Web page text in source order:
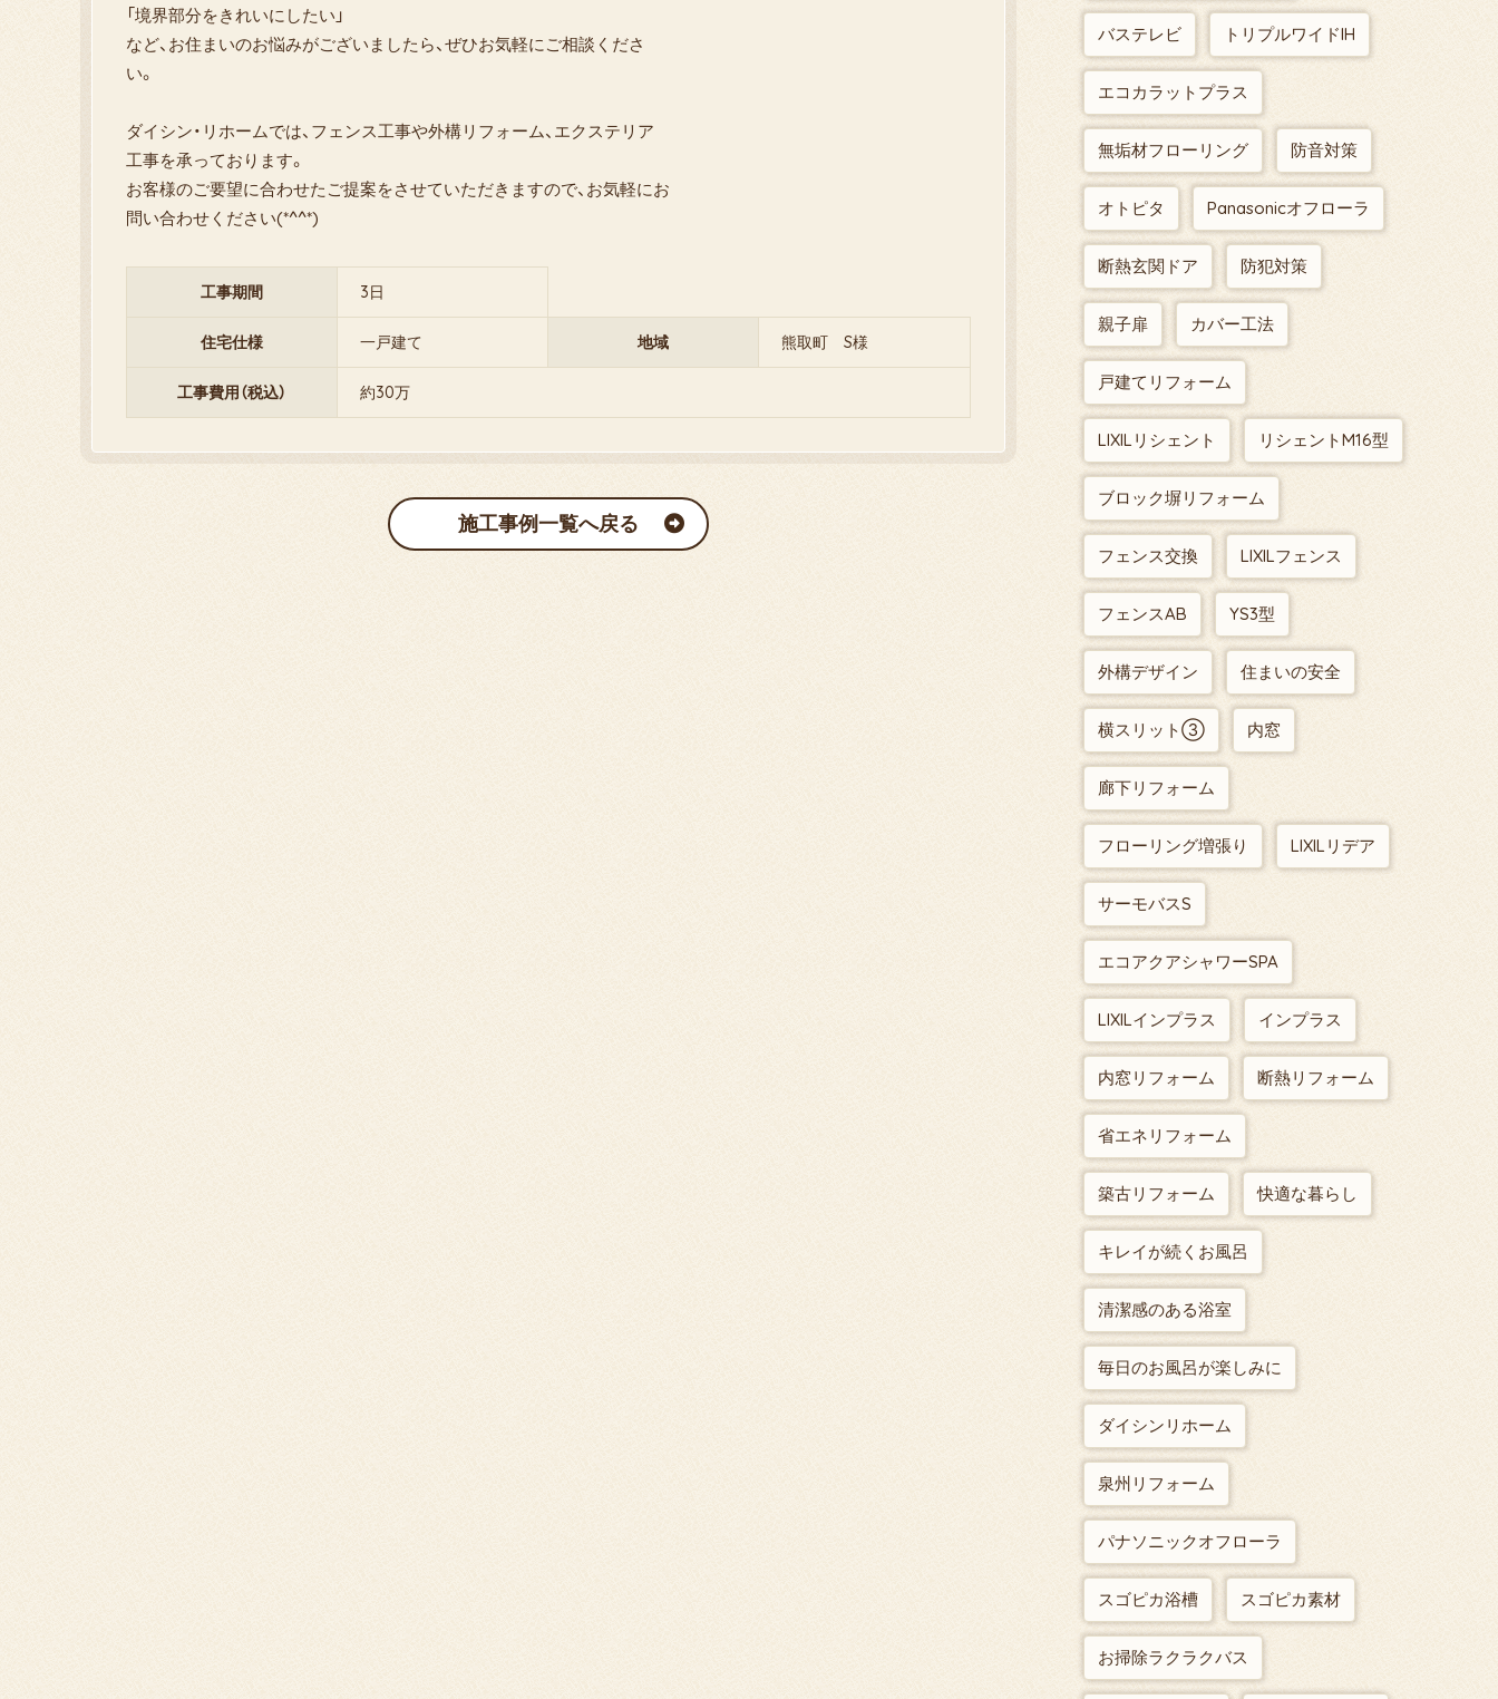
「境界部分をきれいにしたい」
など、お住まいのお悩みがございましたら、ぜひお気軽にご相談くださ
い。
ダイシン・リホームでは、フェンス工事や外構リフォーム、エクステリア
工事を承っております。
お客様のご要望に合わせたご提案をさせていただきますので、お気軽にお
問い合わせください(*^^*)
工事期間 3日
住宅仕様 一戸建て 地域 熊取町 S様
工事費用（税込） 約30万
施工事例一覧へ戻る
バステレビ トリプルワイドIH
エコカラットプラス
無垢材フローリング 防音対策
オトピタ Panasonicオフローラ
断熱玄関ドア 防犯対策
親子扉 カバー工法
戸建てリフォーム
LIXILリシェント リシェントM16型
ブロック塀リフォーム
フェンス交換 LIXILフェンス
フェンスAB YS3型
外構デザイン 住まいの安全
横スリット③ 内窓
廊下リフォーム
フローリング増張り LIXILリデア
サーモバスS
エコアクアシャワーSPA
LIXILインプラス インプラス
内窓リフォーム 断熱リフォーム
省エネリフォーム
築古リフォーム 快適な暮らし
キレイが続くお風呂
清潔感のある浴室
毎日のお風呂が楽しみに
ダイシンリホーム
泉州リフォーム
パナソニックオフローラ
スゴピカ浴槽 スゴピカ素材
お掃除ラクラクバス